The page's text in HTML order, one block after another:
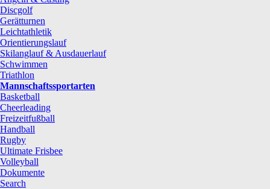
Discgolf
Gerätturnen
Leichtathletik
Orientierungslauf
Skilanglauf & Ausdauerlauf
Schwimmen
Triathlon
Mannschaftssportarten
Basketball
Cheerleading
Freizeitfußball
Handball
Rugby
Ultimate Frisbee
Volleyball
Dokumente
Search